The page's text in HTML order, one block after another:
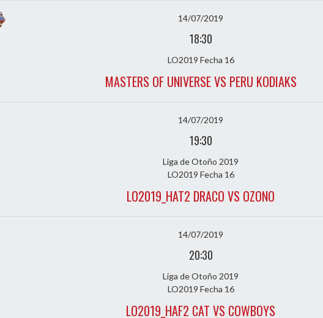
14/07/2019
18:30
LO2019 Fecha 16
MASTERS OF UNIVERSE VS PERU KODIAKS
14/07/2019
19:30
Liga de Otoño 2019
LO2019 Fecha 16
LO2019_HAT2 DRACO VS OZONO
14/07/2019
20:30
Liga de Otoño 2019
LO2019 Fecha 16
LO2019_HAF2 CAT VS COWBOYS